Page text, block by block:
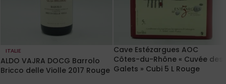
ITALIE
ALDO VAJRA DOCG Barrolo
Bricco delle Violle 2017 Rouge
Cave Estézargues AOC
Côtes-du-Rhône « Cuvée des
Galets » Cubi 5 L Rouge